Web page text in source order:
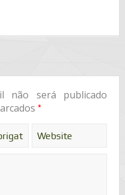
não será publicado
*